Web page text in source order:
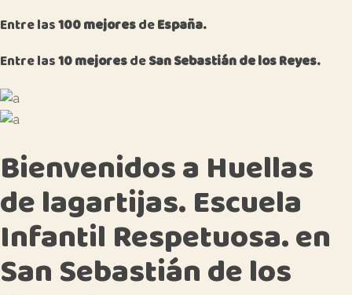
Entre las100 mejoresdeEspaña.
Entre las10 mejoresdeSan Sebastián de los Reyes.
Bienvenidos a Huellas
de lagartijas. Escuela
Infantil Respetuosa. en
San Sebastián de los